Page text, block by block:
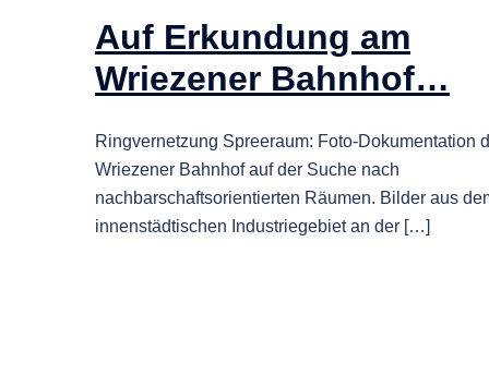
Auf Erkundung am
Wriezener Bahnhof…
Ringvernetzung Spreeraum: Foto-Dokumentation
Wriezener Bahnhof auf der Suche nach
nachbarschaftsorientierten Räumen. Bilder aus
innenstädtischen Industriegebiet an der […]